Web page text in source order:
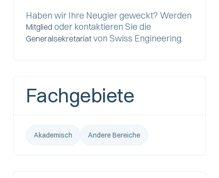
Haben wir Ihre Neugier geweckt? Werden
Mitglied oder kontaktieren Sie die
Generalsekretariatvon Swiss Engineering.
Fachgebiete
Akademisch Andere Bereiche